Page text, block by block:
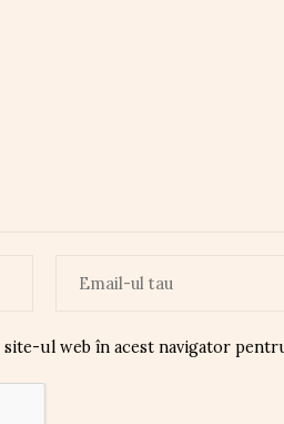
site-ul web în acest navigator